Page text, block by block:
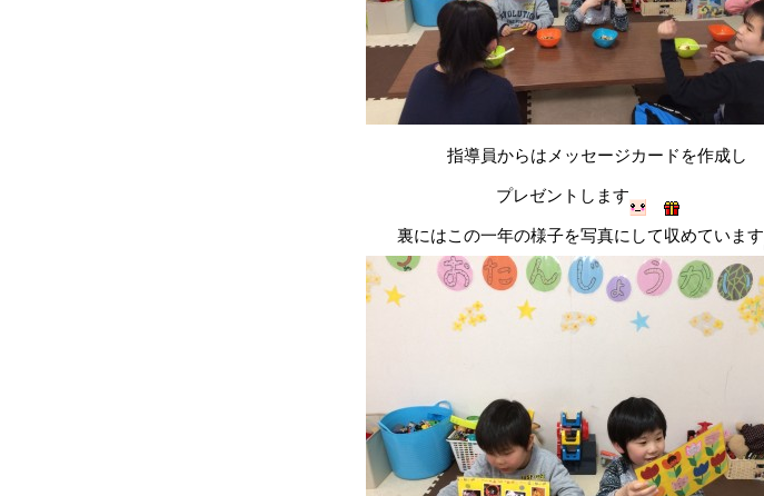
指導員からはメッセージカードを作成し
プレゼントします
裏にはこの一年の様子を写真にして収めています